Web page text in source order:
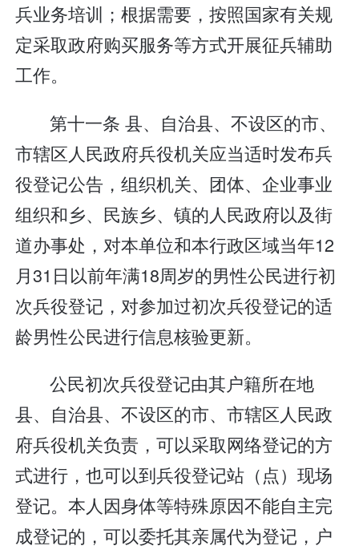
兵业务培训；根据需要，按照国家有关规
定采取政府购买服务等方式开展征兵辅助
工作。
第十一条 县、自治县、不设区的市、
市辖区人民政府兵役机关应当适时发布兵
役登记公告，组织机关、团体、企业事业
组织和乡、民族乡、镇的人民政府以及街
道办事处，对本单位和本行政区域当年12
月31日以前年满18周岁的男性公民进行初
次兵役登记，对参加过初次兵役登记的适
龄男性公民进行信息核验更新。
公民初次兵役登记由其户籍所在地
县、自治县、不设区的市、市辖区人民政
府兵役机关负责，可以采取网络登记的方
式进行，也可以到兵役登记站（点）现场
登记。本人因身体等特殊原因不能自主完
成登记的，可以委托其亲属代为登记，户